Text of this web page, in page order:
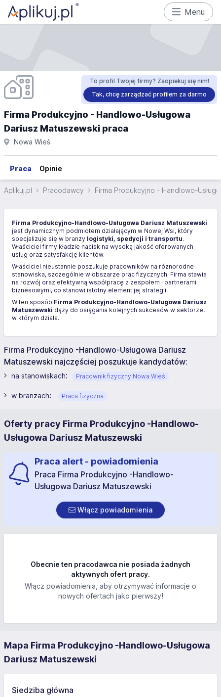
Menu
To profil Twojej firmy? Zaopiekuj się nim!
Tak, chcę zarządzać profilem za darmo
Firma Produkcyjno - Handlowo-Usługowa
Dariusz Matuszewski praca
Nowa Wieś
Praca Opinie
Aplikuj.pl Pracodawcy Firma Produkcyjno - Handlowo-
Firma Produkcyjno-Handlowo-Usługowa Dariusz Matuszewski
jest dynamicznym podmiotem działającym w Nowej Wsi, który
specjalizuje się w branży logistyki, spedycji i transportu.
Właściciel firmy kładzie nacisk na wysoką jakość oferowanych
usług oraz satysfakcję klientów.
Właściciel nieustannie poszukuje pracowników na różnorodne
stanowiska, szczególnie w obszarze prac fizycznych. Firma stawia
na rozwój oraz efektywną współpracę z zespołem i partnerami
biznesowymi, co stanowi istotny element jej strategii.
W ten sposób Firma Produkcyjno-Handlowo-Usługowa Dariusz
Matuszewski dąży do osiągania kolejnych sukcesów w sektorze,
w którym działa.
Firma Produkcyjno -Handlowo-Usługowa Dariusz
Matuszewski najczęściej poszukuje kandydatów:
na stanowiskach: Pracownik fizyczny Nowa Wieś
w branżach: Praca fizyczna
Oferty pracy Firma Produkcyjno -Handlowo-
Usługowa Dariusz Matuszewski
Praca alert - powiadomienia
Praca Firma Produkcyjno -Handlowo-
Usługowa Dariusz Matuszewski
Włącz powiadomienia
Obecnie ten pracodawca nie posiada żadnych
aktywnych ofert pracy.
Włącz powiadomienia, aby otrzymywać informacje o
nowych ofertach jako pierwszy!
Mapa Firma Produkcyjno -Handlowo-Usługowa
Dariusz Matuszewski
Siedziba główna